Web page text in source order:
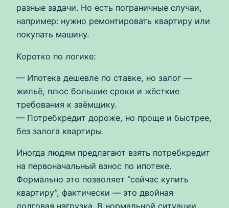
разные задачи. Но есть пограничные случаи,
например: нужно ремонтировать квартиру или
покупать машину.
Коротко по логике:
— Ипотека дешевле по ставке, но залог —
жильё, плюс большие сроки и жёсткие
требования к заёмщику.
— Потребкредит дороже, но проще и быстрее,
без залога квартиры.
Иногда людям предлагают взять потребкредит
на первоначальный взнос по ипотеке.
Формально это позволяет “сейчас купить
квартиру”, фактически — это двойная